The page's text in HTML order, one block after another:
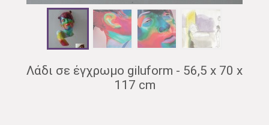
Λάδι σε έγχρωμο giluform - 56,5 x 70 x
117 cm